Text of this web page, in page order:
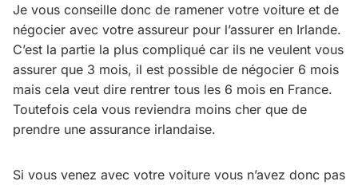
Je vous conseille donc de ramener votre voiture et de
négocier avec votre assureur pour l’assurer en Irlande.
C’est la partie la plus compliqué car ils ne veulent vous
assurer que 3 mois, il est possible de négocier 6 mois
mais cela veut dire rentrer tous les 6 mois en France.
Toutefois cela vous reviendra moins cher que de
prendre une assurance irlandaise.
Si vous venez avec votre voiture vous n’avez donc pas